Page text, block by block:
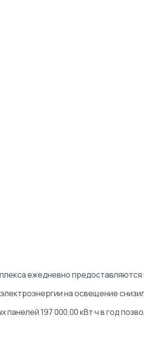
ежедневно
на освещение
197 000,00 кВт·ч в год